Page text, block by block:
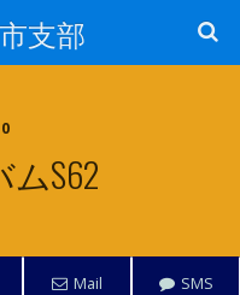
支部
S62
Mail SMS